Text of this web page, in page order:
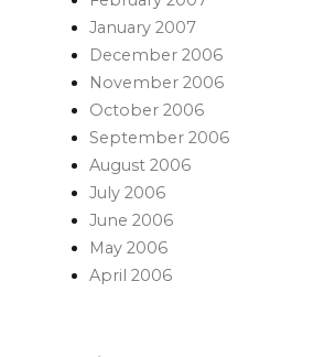
January 2007
December 2006
November 2006
October 2006
September 2006
August 2006
July 2006
June 2006
May 2006
April 2006